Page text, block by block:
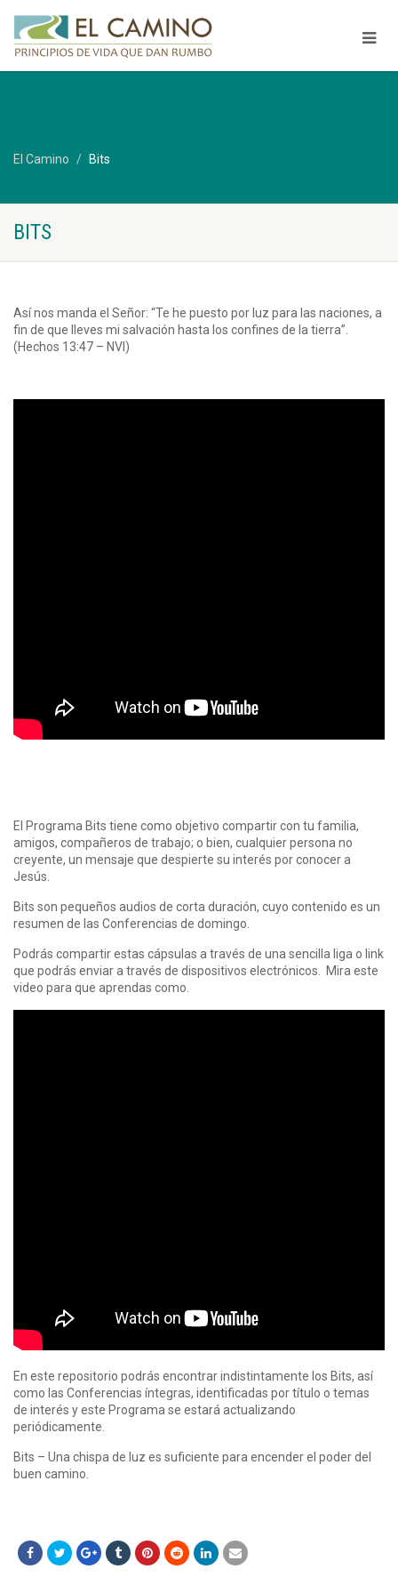
El Camino Bits
BITS
Así nos manda el Señor: “Te he puesto por luz para las naciones, a
fin de que lleves mi salvación hasta los confines de la tierra”.
(Hechos 13:47 – NVI)
El Programa Bits tiene como objetivo compartir con tu familia,
amigos, compañeros de trabajo; o bien, cualquier persona no
creyente, un mensaje que despierte su interés por conocer a
Jesús.
Bits son pequeños audios de corta duración, cuyo contenido es un
resumen de las Conferencias de domingo.
Podrás compartir estas cápsulas a través de una sencilla liga o link
que podrás enviar a través de dispositivos electrónicos. Mira este
video para que aprendas como.
En este repositorio podrás encontrar indistintamente los Bits, así
como las Conferencias íntegras, identificadas por título o temas
de interés y este Programa se estará actualizando
periódicamente.
Bits – Una chispa de luz es suficiente para encender el poder del
buen camino.